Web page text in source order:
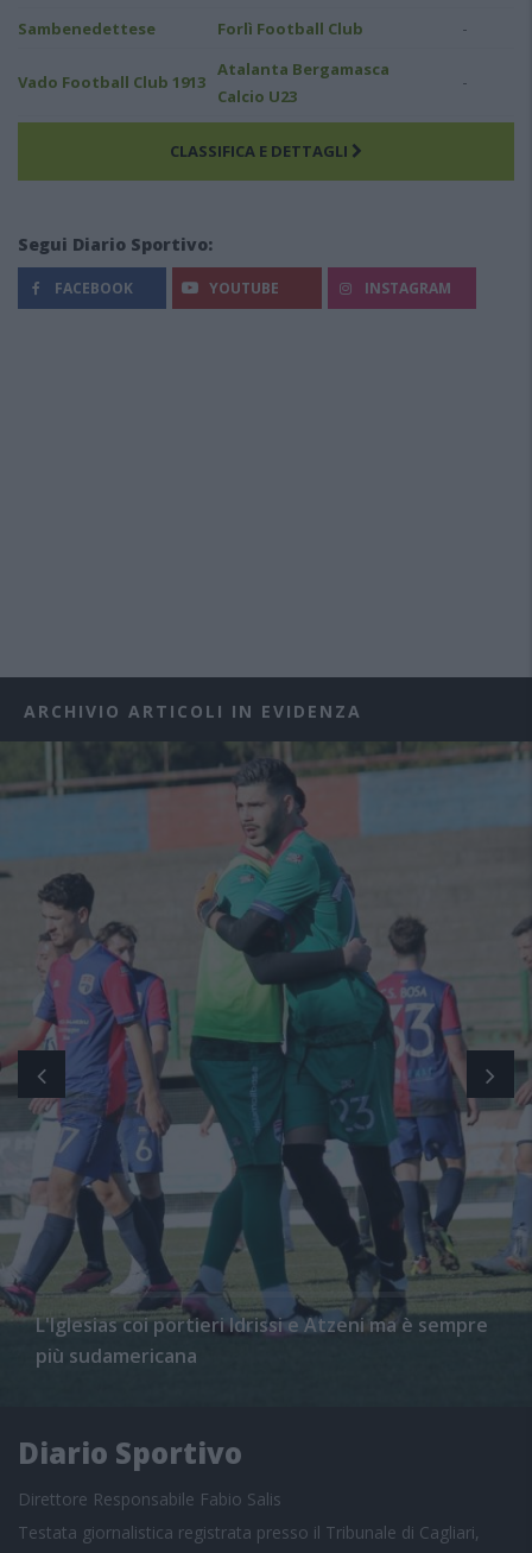
Sambenedettese Forlì Football Club -
Vado Football Club 1913
Atalanta Bergamasca
Calcio U23
-
CLASSIFICA E DETTAGLI
Segui Diario Sportivo:
FACEBOOK YOUTUBE INSTAGRAM
ARCHIVIO ARTICOLI IN EVIDENZA
L'Iglesias coi portieri Idrissi e Atzeni ma è sempre
più sudamericana
Diario Sportivo
Direttore Responsabile Fabio Salis
Testata giornalistica registrata presso il Tribunale di Cagliari,